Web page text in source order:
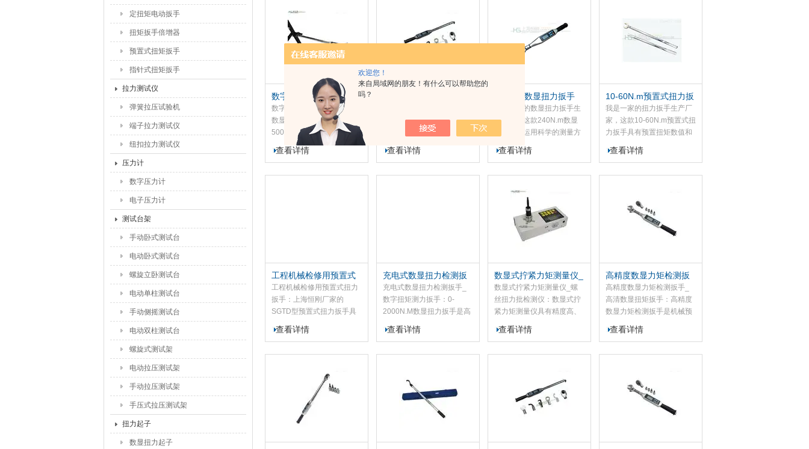
欢迎您！
来自局域网的朋友！有什么可以帮助您的
吗？
定扭矩电动扳手
扭矩扳手倍增器
预置式扭矩扳手
指针式扭矩扳手
拉力测试仪
弹簧拉压试验机
端子拉力测试仪
纽扣拉力测试仪
压力计
数字压力计
电子压力计
测试台架
手动卧式测试台
电动卧式测试台
螺旋立卧测试台
电动单柱测试台
手动侧摇测试台
电动双柱测试台
螺旋式测试架
电动拉压测试架
手动拉压测试架
手压式拉压测试架
扭力起子
数显扭力起子
纹紧固且不至于因力矩过大
破坏螺纹件的目的。
的扭矩(力)数值，免去了一
个个读数繁琐工序，当扭矩
受力相同,提高锁紧力矩的装
配质量，
线性拟合及数字放大，大大
了扭矩扳手的准确度级别。
及控制，是和产品质量的*工
数字式螺栓力矩检测扳
手_数显扭力测力扳手
数字式螺栓力矩检测扳手_
数显扭力测力扳手：这款
500-1500N.m数字式螺栓力
矩检测扳手是高智能用于预
紧和检测使用的语音报警
查看详情
矩测力扳手(数显)：数显扭
矩检测扳手是高智能用于预
紧和检测使用的语音报警
式、三色变光液晶屏（黄、
查看详情
240N.m数显扭力扳手
我是一家的数显扭力扳手生
产厂家，这款240N.m数显
扭力扳手运用科学的测量方
法，采用的微电子、精密的
加工工艺、装配而成，本数
操作简单等特点，适用于汽
车、摩托车、机械制造等行
业的螺栓紧固检测及控制，
是和产品质量的*工具。
查看详情
10-60N.m预置式扭力扳
手
我是一家的扭力扳手生产厂
家，这款10-60N.m预置式扭
力扳手具有预置扭矩数值和
发讯装置。当紧固件的拧紧
扭矩达到预置数值时，能自
件自动复位. 外壳采用特制
合,钢材质制造。预置扭力扳
手具有扭力准确、稳定、调
产品质量的*工具。
查看详情
工程机械检修用预置式
扭力扳手
工程机械检修用预置式扭力
扳手：上海恒刚厂家的
SGTD型预置式扭力扳手具
有预置扭矩数值和发讯装
置。当紧固件的拧紧扭矩达
明显的手感振动。解除作用
力后，扳手各相关零件自动
复位，外壳用高级特制合金
钢材料制造。预置式扭力扳
手具有扭力准确、性能稳
点，适用于螺纹紧固扭矩的
查看详情
充电式数显扭力检测扳
手_数字扭矩测力扳手
充电式数显扭力检测扳手_
数字扭矩测力扳手：0-
2000N.M数显扭力扳手是高
智能用于预紧和检测使用的
语音报警式、三色变光液晶
扭矩控制和人性化理念相融
合的产品，产品精度高，操
作简单，为紧固件的扭矩控
查看详情
数显式拧紧力矩测量仪_
螺丝扭力批检测仪
数显式拧紧力矩测量仪_螺
丝扭力批检测仪：数显式拧
紧力矩测量仪具有精度高、
测量准确、稳定、耗电量
低、操作简单等特点，适用
查看详情
高精度数显力矩检测扳
手_高清数显扭矩扳手
高精度数显力矩检测扳手_
高清数显扭矩扳手：高精度
数显力矩检测扳手是机械预
置式扭矩扳手的基础上为客
户在精度及功能的需求而设
扭力设定；单位设定；模式
设定；数值储存；数值；数
值输出以及网路校正功能，
查看详情